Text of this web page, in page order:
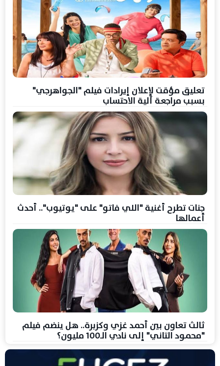
تعليق مؤقت لإعلان إيرادات فيلم "الجواهرجي"
بسبب مراجعة آلية الاحتساب
جنات تطرح أغنية "اللي فاتو" على "يوتيوب".. أحدث
أعمالها
ثالث تعاون بين أحمد غزي وكزبرة.. هل ينضم فيلم
"محمود التاني" إلى نادي الـ100 مليون؟